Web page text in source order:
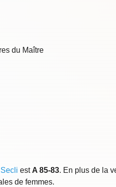
du Maître
Secli est A 85-83. En plus de la
de femmes.